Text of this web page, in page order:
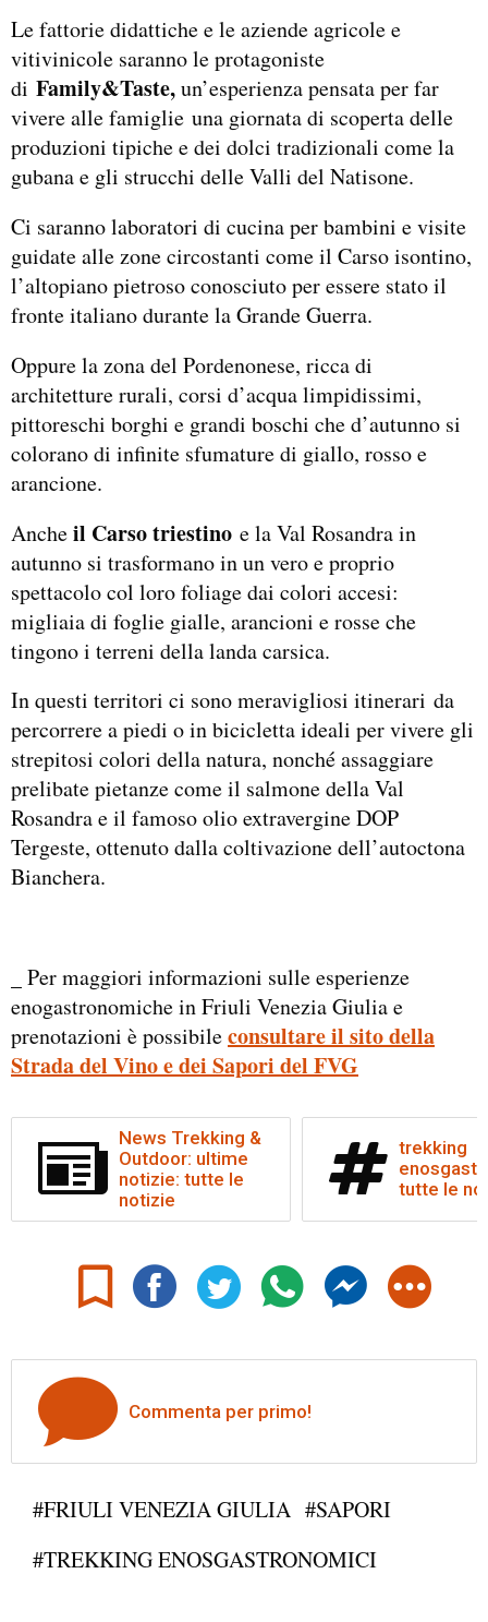
Le fattorie didattiche e le aziende agricole e
vitivinicole saranno le protagoniste
di Family&Taste,un’esperienza pensata per far
vivere alle famiglie una giornata di scoperta delle
produzioni tipiche e dei dolci tradizionali come la
gubana e gli strucchi delle Valli del Natisone.
Ci saranno laboratori di cucina per bambini e visite
guidate alle zone circostanti come il Carso isontino,
l’altopiano pietroso conosciuto per essere stato il
fronte italiano durante la Grande Guerra.
Oppure la zona del Pordenonese, ricca di
architetture rurali, corsi d’acqua limpidissimi,
pittoreschi borghi e grandi boschi che d’autunno si
colorano di infinite sfumature di giallo, rosso e
arancione.
Ancheil Carso triestino e la Val Rosandra in
autunno si trasformano in un vero e proprio
spettacolo col loro foliage dai colori accesi:
migliaia di foglie gialle, arancioni e rosse che
tingono i terreni della landa carsica.
In questi territori ci sono meravigliosi itinerari da
percorrere a piedi o in bicicletta ideali per vivere gli
strepitosi colori della natura, nonché assaggiare
prelibate pietanze come il salmone della Val
Rosandra e il famoso olio extravergine DOP
Tergeste, ottenuto dalla coltivazione dell’autoctona
Bianchera.
_ Per maggiori informazioni sulle esperienze
enogastronomiche in Friuli Venezia Giulia e
prenotazioni è possibileconsultare il sito della
Strada del Vino e dei Sapori del FVG
News Trekking &
Outdoor: ultime
notizie: tutte le
notizie
trekking
tutte le
Commenta per primo!
#FRIULI VENEZIA GIULIA #SAPORI
#TREKKING ENOSGASTRONOMICI